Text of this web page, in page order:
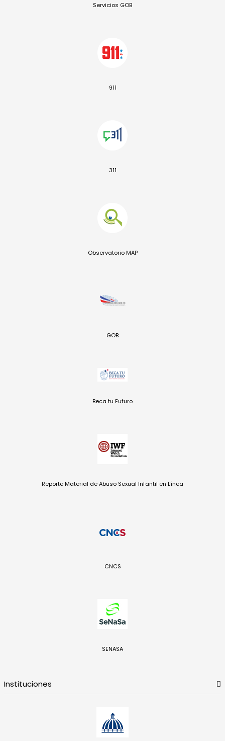
Servicios GOB
911
311
Observatorio MAP
GOB
Beca tu Futuro
Reporte Material de Abuso Sexual Infantil en Línea
CNCS
SENASA
Instituciones